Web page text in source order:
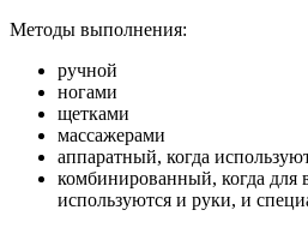
Методы выполнения:
ручной
ногами
щетками
массажерами
аппаратный, когда
комбинированный, когда
используются и руки, и